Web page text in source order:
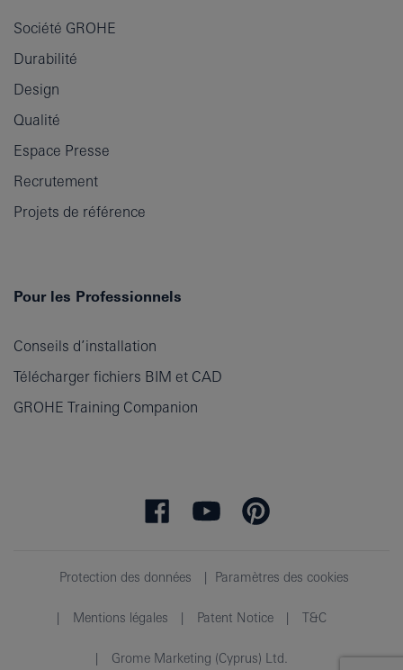
Société GROHE
Durabilité
Design
Qualité
Espace Presse
Recrutement
Projets de référence
Pour les Professionnels
Conseils d’installation
Télécharger fichiers BIM et CAD
GROHE Training Companion
Protection des données Paramètres des cookies
Mentions légales Patent Notice T&C
Grome Marketing (Cyprus) Ltd.